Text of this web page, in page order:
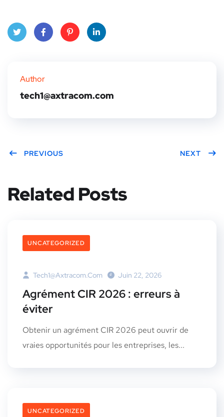
Author
tech1@axtracom.com
PREVIOUS NEXT
Related Posts
UNCATEGORIZED
Tech1@axtracom.com Juin 22, 2026
Agrément CIR 2026 : erreurs à
éviter
Obtenir un agrément CIR 2026 peut ouvrir de
vraies opportunités pour les entreprises, les...
UNCATEGORIZED